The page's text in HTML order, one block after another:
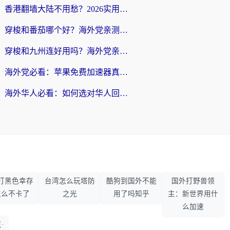
香港翻墙大陆不用愁？2026实用回国加速器指南：从选到用一步到位
穿梭和番茄哪个好？海外党亲测：这3点帮你选对回国加速器
穿梭和九州连好用吗？海外党亲测：3步选对回国加速器，无缝刷国内剧玩国服
海外党必看：苹果免费加速器真的能解决回国访问难题吗？附实测对比与全平台方案
海外华人必看：如何选对华人回国VPN，无缝刷国内剧、玩手游？
黑色幸存
不卡了
台湾怎么玩塔防
之光
酷狗到国外不能
用了吗知乎
国外打野兽领
主：新世界用什
么加速